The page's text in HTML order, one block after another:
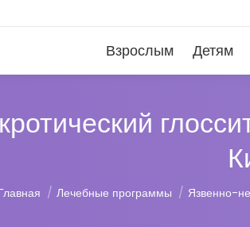
Взрослым Детям
здесь: Лечебные программы Язвенно-